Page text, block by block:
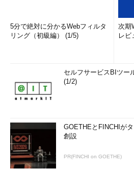
5分で絶対に分かるWebフィルタ
リング（初級編） (1/5)
次期
レビ
セルフサービスBIツー
(1/2)
GOETHEとFINCHIが
創設
PR(FINCHI on GOETHE)